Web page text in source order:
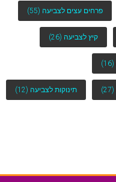
פרחים עצים לצביעה (55)
קיץ לצביעה (26)
(16)
(27) תינוקות לצביעה (12)